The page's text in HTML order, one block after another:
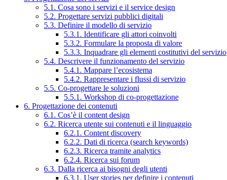
5.1. Cosa sono i servizi e il service design
5.2. Progettare servizi pubblici digitali
5.3. Definire il modello di servizio
5.3.1. Identificare gli attori coinvolti
5.3.2. Formulare la proposta di valore
5.3.3. Inquadrare gli elementi costitutivi del servizio
5.4. Descrivere il funzionamento del servizio
5.4.1. Mappare l’ecosistema
5.4.2. Rappresentare i flussi di servizio
5.5. Co-progettare le soluzioni
5.5.1. Workshop di co-progettazione
6. Progettazione dei contenuti
6.1. Cos’è il content design
6.2. Ricerca utente sui contenuti e il linguaggio
6.2.1. Content discovery
6.2.2. Dati di ricerca (search keywords)
6.2.3. Ricerca tramite analytics
6.2.4. Ricerca sui forum
6.3. Dalla ricerca ai bisogni degli utenti
6.3.1. User stories per definire i contenuti